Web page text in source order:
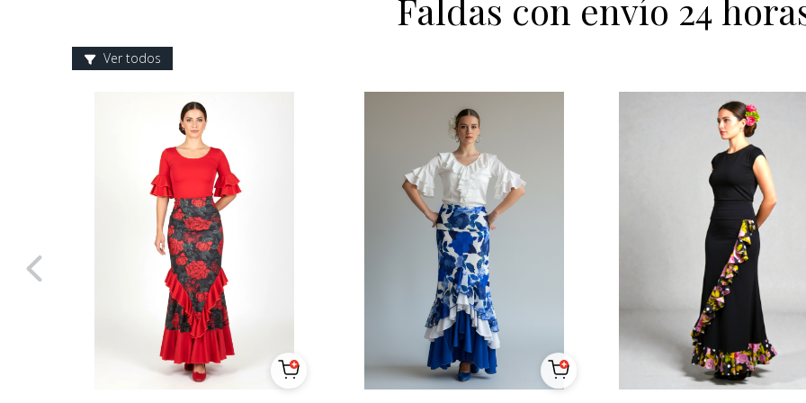
Faldas con envío 24
Ver todos